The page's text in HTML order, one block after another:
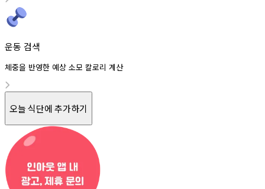
운동 검색
체중을 반영한 예상 소모 칼로리 계산
오늘 식단에 추가하기